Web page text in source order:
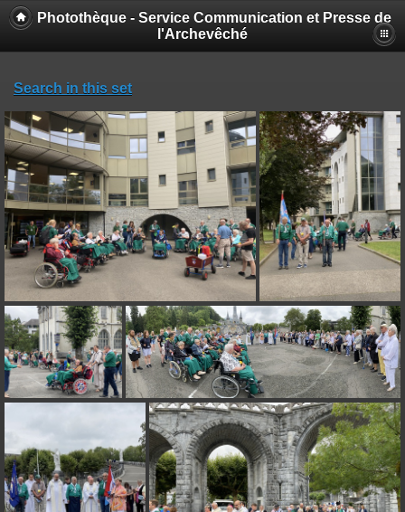
Photothèque - Service Communication et Presse de
l'Archevêché
Search in this set